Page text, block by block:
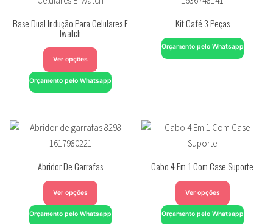
Base Dual Indução Para Celulares E
Iwatch
Ver opções
Orçamento pelo Whatsapp
Kit Café 3 Peças
Orçamento pelo Whatsapp
Abridor De Garrafas
Ver opções
Orçamento pelo Whatsapp
Cabo 4 Em 1 Com Case Suporte
Ver opções
Orçamento pelo Whatsapp